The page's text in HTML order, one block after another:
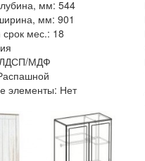
мм: 544
мм: 901
мес.: 18
МДФ
элементы: Нет